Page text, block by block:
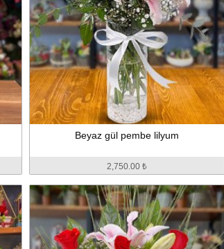
Beyaz gül pembe lilyum
2,750.00 ₺